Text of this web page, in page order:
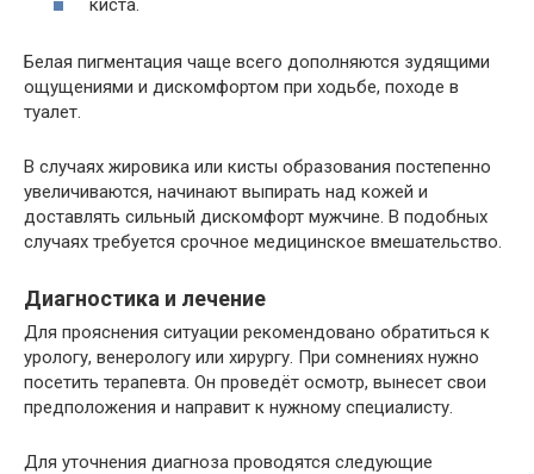
киста.
Белая пигментация чаще всего дополняются зудящими
ощущениями и дискомфортом при ходьбе, походе в
туалет.
В случаях жировика или кисты образования постепенно
увеличиваются, начинают выпирать над кожей и
доставлять сильный дискомфорт мужчине. В подобных
случаях требуется срочное медицинское вмешательство.
Диагностика и лечение
Для прояснения ситуации рекомендовано обратиться к
урологу, венерологу или хирургу. При сомнениях нужно
посетить терапевта. Он проведёт осмотр, вынесет свои
предположения и направит к нужному специалисту.
Для уточнения диагноза проводятся следующие